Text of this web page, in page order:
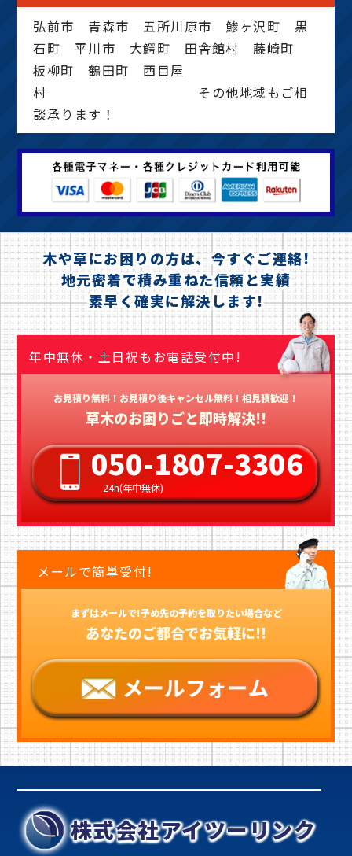
弘前市 青森市 五所川原市 鯵ヶ沢町 黒
石町 平川市 大鰐町 田舎館村 藤崎町
板柳町 鶴田町 西目屋
村 その他地域もご相
談承ります！
木や草にお困りの方は、今すぐご連絡!
地元密着で積み重ねた信頼と実績
素早く確実に解決します!
年中無休・土日祝もお電話受付中!
お見積り無料！お見積り後キャンセル無料！相見積歓迎！
草木のお困りごと即時解決!!
050-1807-3306
24h(年中無休)
メールで簡単受付!
まずはメールで!予め先の予約を取りたい場合など
あなたのご都合でお気軽に!!
株式会社アイツーリンク